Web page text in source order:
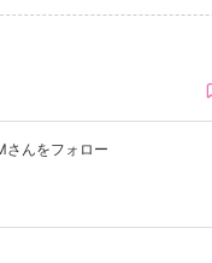
さんをフォロー